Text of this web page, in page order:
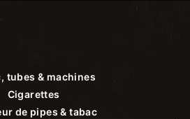
tubes & machines
Cigarettes
de pipes & tabac